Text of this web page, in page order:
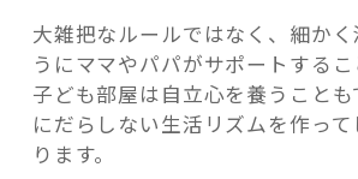
大雑把なルールではなく、細か
うにママやパパがサポートするこ
子ども部屋は自立心を養うこと
にだらしない生活リズムを作っ
ります。